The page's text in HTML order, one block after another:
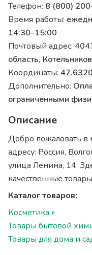
Телефон: 8 (800)
Время работы:
14:30–15:00
Почтовый адрес:
область,
Координаты:
Дополнительно:
ограниченными
Описание
Добро пожаловать в
адресу: Россия,
улица Ленина, 14.
качественные
Каталог товаров:
Косметика »
Товары бытовой
Товары для дома и